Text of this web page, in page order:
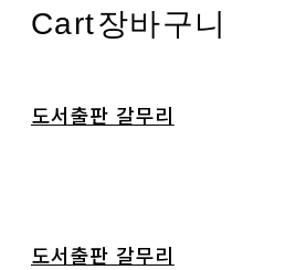
Cart장바구니
도서출판 갈무리
도서출판 갈무리